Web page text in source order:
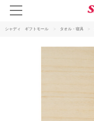
シャディ ギフトモール タオル・寝具